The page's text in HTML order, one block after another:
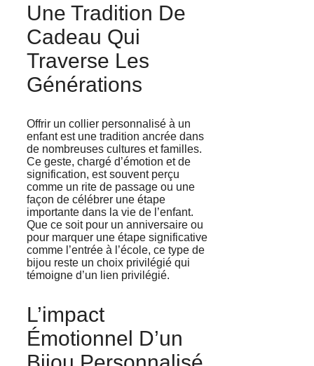
Une Tradition De
Cadeau Qui
Traverse Les
Générations
Offrir un collier personnalisé à un
enfant est une tradition ancrée dans
de nombreuses cultures et familles.
Ce geste, chargé d’émotion et de
signification, est souvent perçu
comme un rite de passage ou une
façon de célébrer une étape
importante dans la vie de l’enfant.
Que ce soit pour un anniversaire ou
pour marquer une étape significative
comme l’entrée à l’école, ce type de
bijou reste un choix privilégié qui
témoigne d’un lien privilégié.
L’impact
Émotionnel D’un